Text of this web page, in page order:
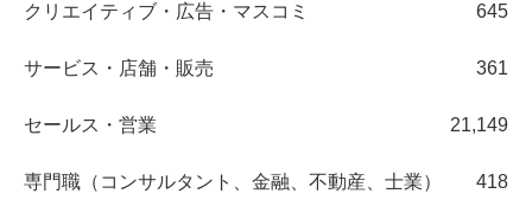
クリエイティブ・広告・マスコミ 645
サービス・店舗・販売 361
セールス・営業 21,149
専門職（コンサルタント、金融、不動産、士業） 418